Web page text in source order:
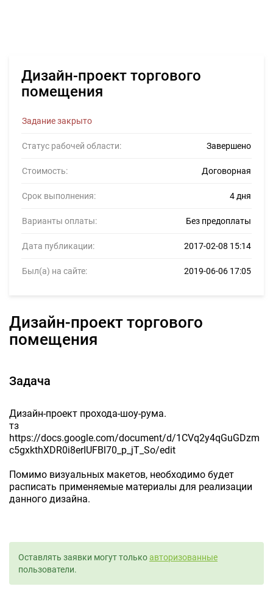
Дизайн-проект торгового
помещения
Задание закрыто
Статус рабочей области: Завершено
Стоимость: Договорная
Срок выполнения: 4 дня
Варианты оплаты: Без предоплаты
Дата публикации: 2017-02-08 15:14
Был(а) на сайте: 2019-06-06 17:05
Дизайн-проект торгового
помещения
Задача
Дизайн-проект прохода-шоу-рума.
тз
https://docs.google.com/document/d/1CVq2y4qGuGDzm
c5gxkthXDR0i8erIUFBl70_p_jT_So/edit
Помимо визуальных макетов, необходимо будет
расписать применяемые материалы для реализации
данного дизайна.
Оставлять заявки могут толькоавторизованные
пользователи.